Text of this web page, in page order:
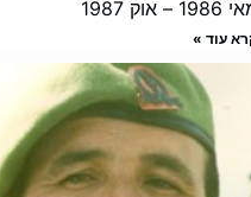
– אוק 1987
עוד »